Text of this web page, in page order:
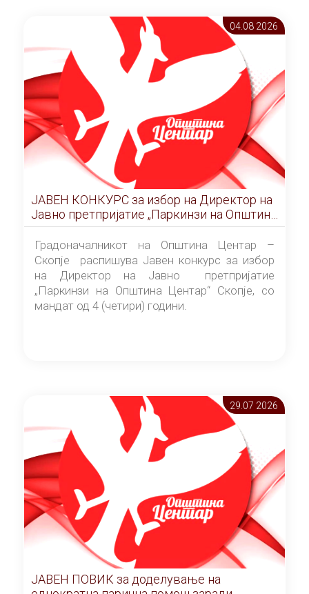
Скопје” број 9/2026), за времетраење од 3
(три) години од денот на потпишувањето на
Договорот за закуп со најповолниот
понудувач.
04.08 2026
ЈАВЕН КОНКУРС за избор на Директор на
Јавно претпријатие „Паркинзи на Општина
Центар“ – Скопје
Градоначалникот на Општина Центар –
Скопје распишува Јавен конкурс за избор
на Директор на Јавно претпријатие
„Паркинзи на Општина Центар“ Скопје, со
мандат од 4 (четири) години.
29.07 2026
ЈАВЕН ПОВИК за доделување на